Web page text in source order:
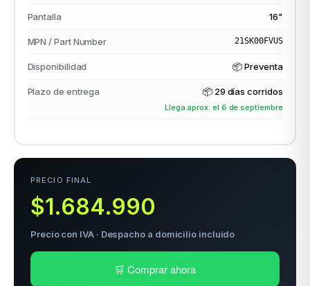
Pantalla 16"
MPN / Part Number 21SK00FVUS
Disponibilidad 📦 Preventa
Plazo de entrega 📦 29 días corridos
Llega aprox. el 6 de septiembre
PRECIO FINAL
$1.684.990
Precio con IVA · Despacho a domicilio incluido
🛒 Comprar ahora